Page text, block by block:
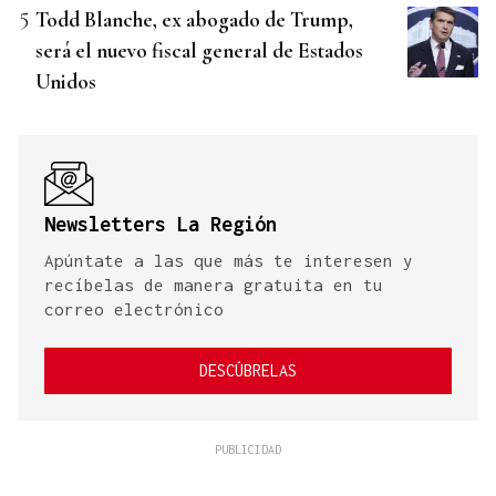
Todd Blanche, ex abogado de Trump,
será el nuevo fiscal general de Estados
Unidos
Newsletters La Región
Apúntate a las que más te interesen y
recíbelas de manera gratuita en tu
correo electrónico
DESCÚBRELAS